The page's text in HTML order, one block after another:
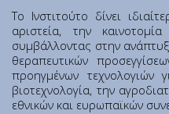
Θέσεις Εργασίας
Προκηρύξεις-Διαγωνισμοί
Σχέδιο Δράσης Ισότητας των
Νέα
Εκτέλεση Προϋπολογισμού
Το Ινστιτούτο δίνει
αριστεία, την
συμβάλλοντας στην
θεραπευτικών
προηγμένων τεχνολογιών
βιοτεχνολογία, την
εθνικών και ευρωπαϊκών